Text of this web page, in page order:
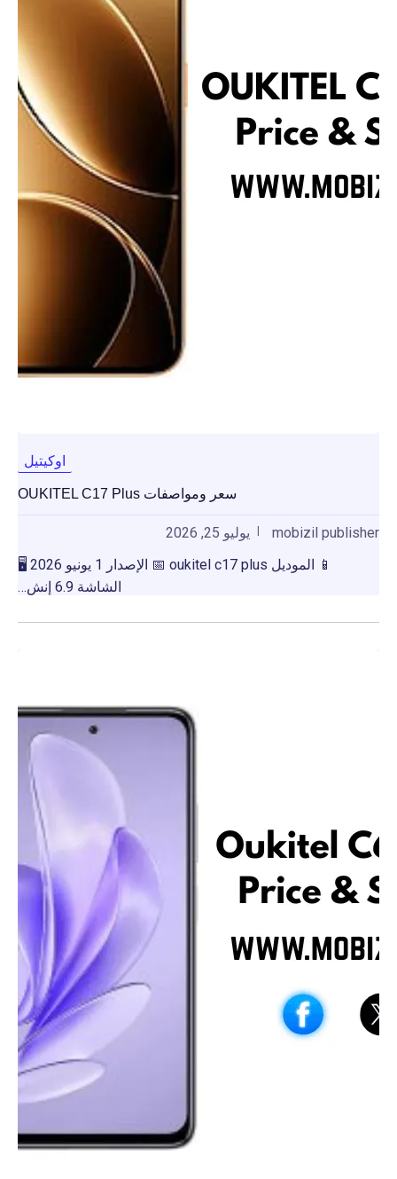
اوكيتيل
سعر ومواصفات OUKITEL C17 Plus
mobizil publisher
يوليو 25, 2026
📱 الموديل oukitel c17 plus 📅 الإصدار 1 يونيو 2026 🖥️
الشاشة 6.9 إنش…